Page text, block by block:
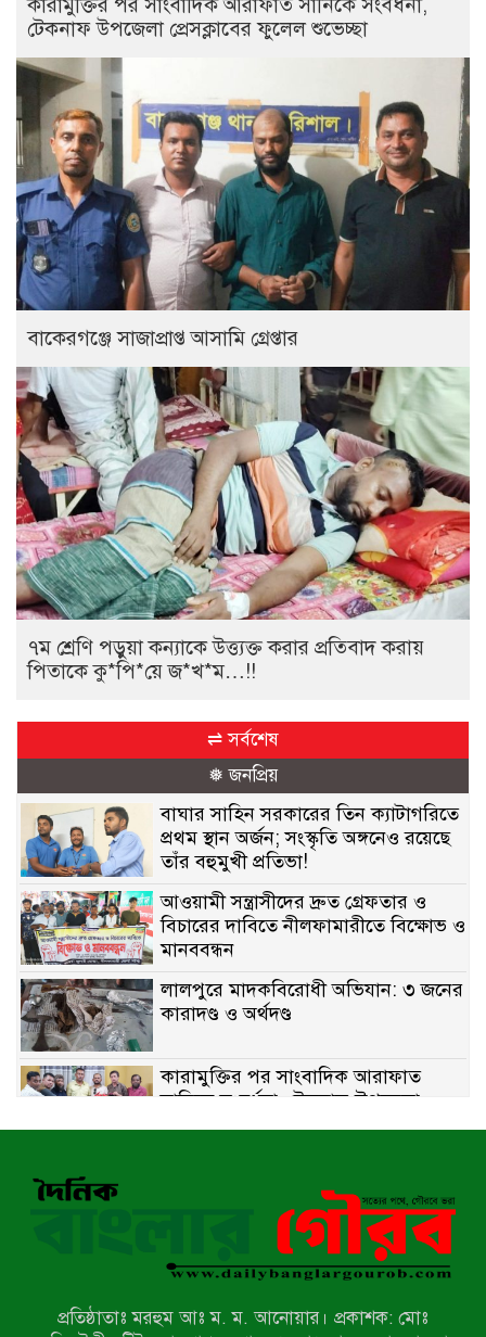
কারামুক্তির পর সাংবাদিক আরাফাত সানিকে সংবর্ধনা,
টেকনাফ উপজেলা প্রেসক্লাবের ফুলেল শুভেচ্ছা
বাকেরগঞ্জে সাজাপ্রাপ্ত আসামি গ্রেপ্তার
৭ম শ্রেণি পড়ুয়া কন্যাকে উত্ত্যক্ত করার প্রতিবাদ করায়
পিতাকে কু*পি*য়ে জ*খ*ম…!!
⇌ সর্বশেষ
❅ জনপ্রিয়
বাঘার সাহিন সরকারের তিন ক্যাটাগরিতে
প্রথম স্থান অর্জন; সংস্কৃতি অঙ্গনেও রয়েছে
তাঁর বহুমুখী প্রতিভা!
আওয়ামী সন্ত্রাসীদের দ্রুত গ্রেফতার ও
বিচারের দাবিতে নীলফামারীতে বিক্ষোভ ও
মানববন্ধন
লালপুরে মাদকবিরোধী অভিযান: ৩ জনের
কারাদণ্ড ও অর্থদণ্ড
কারামুক্তির পর সাংবাদিক আরাফাত
সানিকে সংবর্ধনা, টেকনাফ উপজেলা
প্রেসক্লাবের ফুলেল শুভেচ্ছা
মিয়ানমারের সীমান্তে স্থলমাইন বিস্ফোরণ:
উখিয়ার এক যুবকের পা বিচ্ছিন্ন
প্রতিষ্ঠাতাঃ মরহুম আঃ ম. ম. আনোয়ার। প্রকাশক: মোঃ